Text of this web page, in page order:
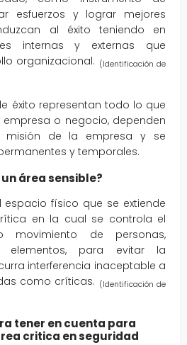
esfuerzos y lograr mejores
al éxito teniendo en
internas y externas que
organizacional. (Identificación de
éxito representan todo lo que
o negocio, dependen
misión de la empresa y se
y temporales.
un área sensible?
espacio físico que se extiende
en la cual se controla el
movimiento de personas,
para evitar la
interferencia inaceptable a
como críticas. (Identificación de
tener en cuenta para
critica en seguridad